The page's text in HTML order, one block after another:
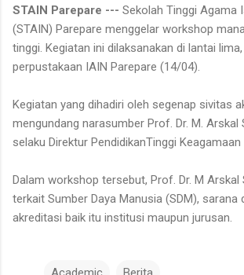
STAIN Parepare --- Sekolah Tinggi Agama
(STAIN) Parepare menggelar workshop
tinggi. Kegiatan ini dilaksanakan di lantai
perpustakaan IAIN Parepare (14/04).
Kegiatan yang dihadiri oleh segenap sivitas
mengundang narasumber Prof. Dr. M. Arskal
selaku Direktur PendidikanTinggi Keagamaan
Dalam workshop tersebut, Prof. Dr. M Arskal
terkait Sumber Daya Manusia (SDM), sarana
akreditasi baik itu institusi maupun jurusan.